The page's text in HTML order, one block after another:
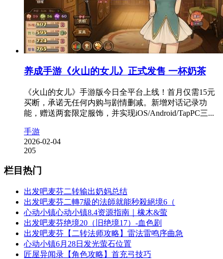
养成手游《火山的女儿》正式发售 一杯奶茶
《火山的女儿》手游版今日全平台上线！首月仅需15元
买断，承诺无任何内购与剧情删减。新增对话记录功
能，赠送两套限定服饰，并实现iOS/Android/TapPC三...
手游
2026-02-04
205
栏目热门
出发吧麦芬二转输出奶妈总结
出发吧麦芬二轉7級的法師就能秒殺絕境6（
心动小镇心动小镇8.4资源指南｜橡木&萤
出发吧麦芬绝境20（旧绝境17）-血色剧
出发吧麦芬【二转法师攻略】雷法雷鸣序曲急
心动小镇6月28日发光萤石位置
匠屋异闻录【角色攻略】首充弓技巧